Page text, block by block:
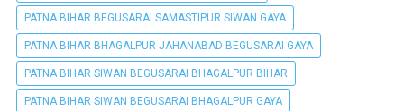
PATNA BIHAR BEGUSARAI SAMASTIPUR SIWAN GAYA
PATNA BIHAR BHAGALPUR JAHANABAD BEGUSARAI GAYA
PATNA BIHAR SIWAN BEGUSARAI BHAGALPUR BIHAR
PATNA BIHAR SIWAN BEGUSARAI BHAGALPUR GAYA